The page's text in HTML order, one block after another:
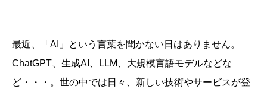
最近、「AI」という言葉を聞かない日はありません。
ChatGPT、生成AI、LLM、大規模言語モデルなどな
ど・・・。世の中では日々、新しい技術やサービスが登